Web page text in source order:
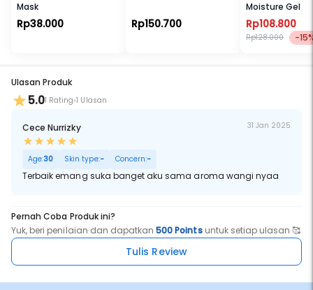
Mask
Rp38.000 Rp150.700
Moisture Gel
Rp108.800
Rp128.000 -
Ulasan Produk
5.01 Rating 1 Ulasan
Cece Nurrizky 31 Jan 2025
Age:30 Skin type:- Concern:-
Terbaik emang suka banget aku sama aroma wangi nyaa
Pernah Coba Produk ini?
Yuk, beri penilaian dan dapatkan500 Pointsuntuk setiap ulasan 🥰
Tulis Review